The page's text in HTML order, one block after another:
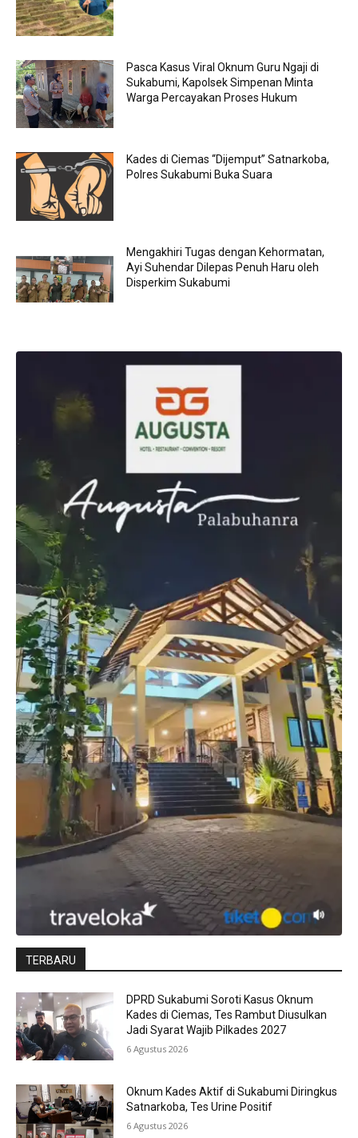
Pasca Kasus Viral Oknum Guru Ngaji di
Sukabumi, Kapolsek Simpenan Minta
Warga Percayakan Proses Hukum
Kades di Ciemas “Dijemput” Satnarkoba,
Polres Sukabumi Buka Suara
Mengakhiri Tugas dengan Kehormatan,
Ayi Suhendar Dilepas Penuh Haru oleh
Disperkim Sukabumi
TERBARU
DPRD Sukabumi Soroti Kasus Oknum
Kades di Ciemas, Tes Rambut Diusulkan
Jadi Syarat Wajib Pilkades 2027
6 Agustus 2026
Oknum Kades Aktif di Sukabumi Diringkus
Satnarkoba, Tes Urine Positif
6 Agustus 2026